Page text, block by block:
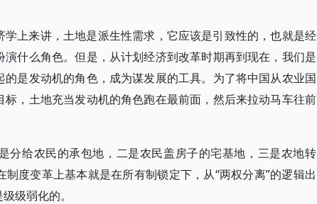
上来讲，土地是派生性需求，它应该是引致性的，也就是经
什么角色。但是，从计划经济到改革时期再到现在，我们是
是发动机的角色，成为谋发展的工具。为了将中国从农业国
，土地充当发动机的角色跑在最前面，然后来拉动马车往前
分给农民的承包地，二是农民盖房子的宅基地，三是农地转
度变革上基本就是在所有制锁定下，从“两权分离”的逻辑出
级弱化的。